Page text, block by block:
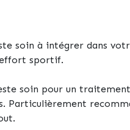
soin à intégrer dans
sportif.
soin pour un
Particulièrement